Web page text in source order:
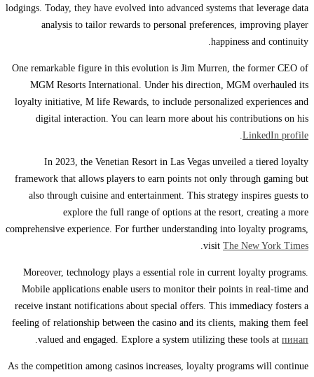
lodgings. Today, they have evolved into advanced systems that leverage data
analysis to tailor rewards to personal preferences, improving player
happiness and continuity.
One remarkable figure in this evolution is Jim Murren, the former CEO of
MGM Resorts International. Under his direction, MGM overhauled its
loyalty initiative, M life Rewards, to include personalized experiences and
digital interaction. You can learn more about his contributions on his
LinkedIn profile
.
In 2023, the Venetian Resort in Las Vegas unveiled a tiered loyalty
framework that allows players to earn points not only through gaming but
also through cuisine and entertainment. This strategy inspires guests to
explore the full range of options at the resort, creating a more
comprehensive experience. For further understanding into loyalty programs,
visit The New York Times
.
Moreover, technology plays a essential role in current loyalty programs.
Mobile applications enable users to monitor their points in real-time and
receive instant notifications about special offers. This immediacy fosters a
feeling of relationship between the casino and its clients, making them feel
valued and engaged. Explore a system utilizing these tools at пинап
.
As the competition among casinos increases, loyalty programs will continue